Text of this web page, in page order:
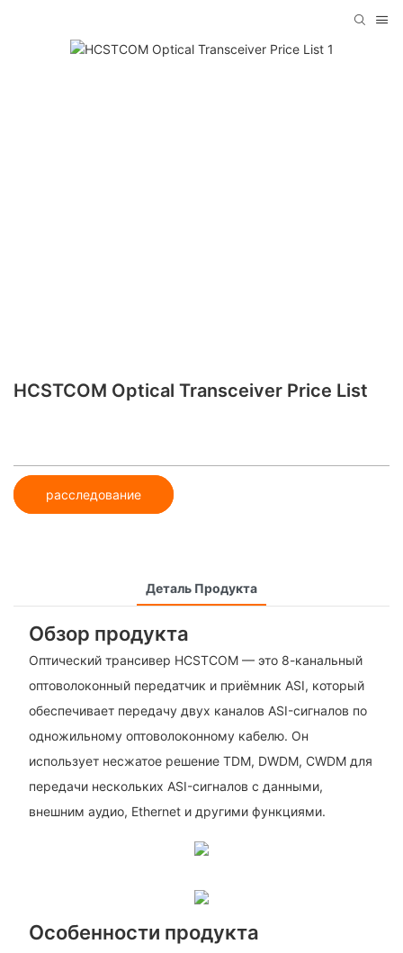
HCSTCOM Optical Transceiver Price List
расследование
Деталь Продукта
Обзор продукта
Оптический трансивер HCSTCOM — это 8-канальный
оптоволоконный передатчик и приёмник ASI, который
обеспечивает передачу двух каналов ASI-сигналов по
одножильному оптоволоконному кабелю. Он
использует несжатое решение TDM, DWDM, CWDM для
передачи нескольких ASI-сигналов с данными,
внешним аудио, Ethernet и другими функциями.
Особенности продукта